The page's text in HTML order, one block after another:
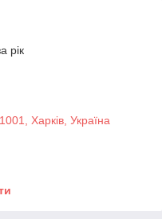
рік
Харків, Україна